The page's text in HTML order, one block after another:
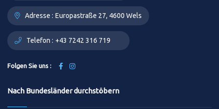
Adresse : Europastraße 27, 4600 Wels
Telefon : +43 7242 316 719
Folgen Sie uns :
Nach Bundesländer durchstöbern